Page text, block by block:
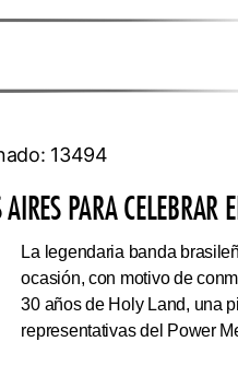
13494
PARA
La legendaria banda
ocasión, con motivo de
30 años de Holy Land, una
representativas del Power